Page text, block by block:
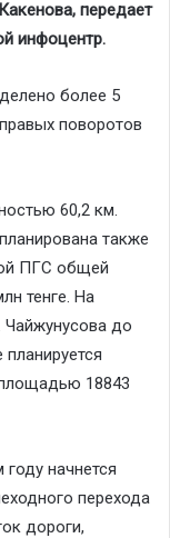
передает
инфоцентр.
более 5
поворотов
60,2 км.
также
ПГС общей
тенге. На
Чайжунусова до
18843
начнется
перехода
дороги,